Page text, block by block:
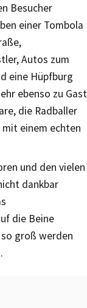
Besucher
einer Tombola
Autos zum
eine Hüpfburg
ebenso zu Gast
die Radballer
mit einem echten
und den vielen
dankbar
die Beine
groß werden